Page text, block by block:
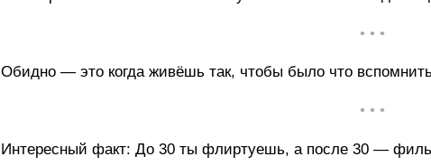
• • •
Обидно — это когда живёшь так, чтобы было что
• • •
Интересный факт: До 30 ты флиртуешь, а после 30 —